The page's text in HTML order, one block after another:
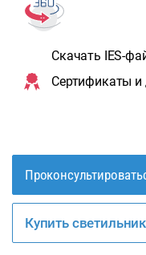
Скачать IES-
Сертификаты и
Купить светильник